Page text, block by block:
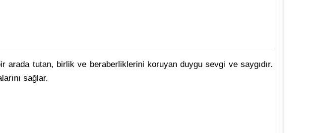
arada tutan, birlik ve beraberliklerini koruyan duygu sevgi ve saygıdır.
sağlar.